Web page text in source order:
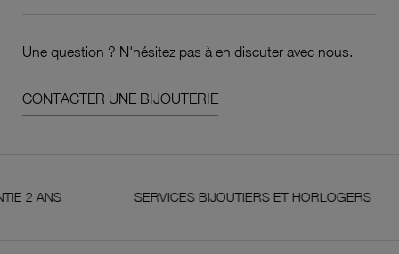
Une question ? N'hésitez pas à en discuter avec nous.
CONTACTER UNE BIJOUTERIE
SERVICES BIJOUTIERS ET HORLOGERS